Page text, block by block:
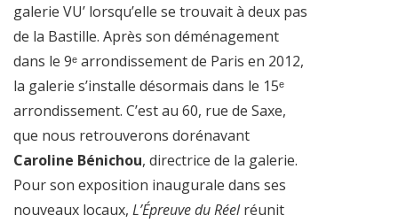
galerie VU’ lorsqu’elle se trouvait à deux pas
de la Bastille. Après son déménagement
dans le 9ᵉ arrondissement de Paris en 2012,
la galerie s’installe désormais dans le 15ᵉ
arrondissement. C’est au 60, rue de Saxe,
que nous retrouverons dorénavant
Caroline Bénichou, directrice de la galerie.
Pour son exposition inaugurale dans ses
nouveaux locaux, L’Épreuve du Réelréunit